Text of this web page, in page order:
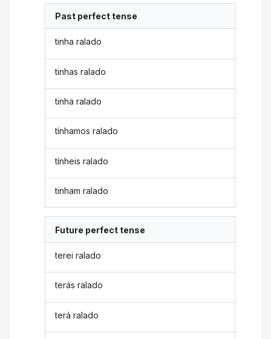
Past perfect tense
tinha ralado
tinhas ralado
tinha ralado
tínhamos ralado
tínheis ralado
tinham ralado
Future perfect tense
terei ralado
terás ralado
terá ralado